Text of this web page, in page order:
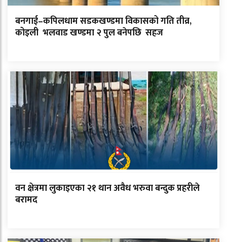
बनगाई–कपिलधाम सडकखण्डमा विकासको गति तीव्र,
कोइली भलवाड खण्डमा २ पुल बनेपछि सहज
वन क्षेत्रमा लुकाइएका २१ थान अवैध भरुवा बन्दुक प्रहरीले
बरामद